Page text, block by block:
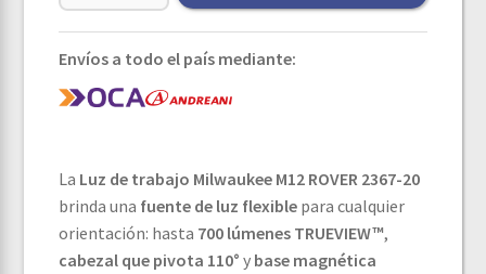
Envíos a todo el país mediante:
La Luz de trabajo Milwaukee M12 ROVER 2367-20
brinda una fuente de luz flexible para cualquier
orientación: hasta 700 lúmenes TRUEVIEW™,
cabezal que pivota 110° y base magnética